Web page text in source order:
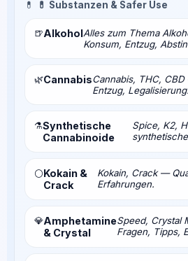
💊 💊 Substanzen & Safer Use
🍺AlkoholAlles zum Thema
Konsum, Entzug,
🌿CannabisCannabis, THC,
Entzug, Legalisierung.
⚗️Synthetische
Cannabinoide
Spice, K2,
⚪Kokain &
Crack
Kokain, Crack —
Erfahrungen.
💎Amphetamine
& Crystal
Speed, Crystal
Fragen, Tipps,